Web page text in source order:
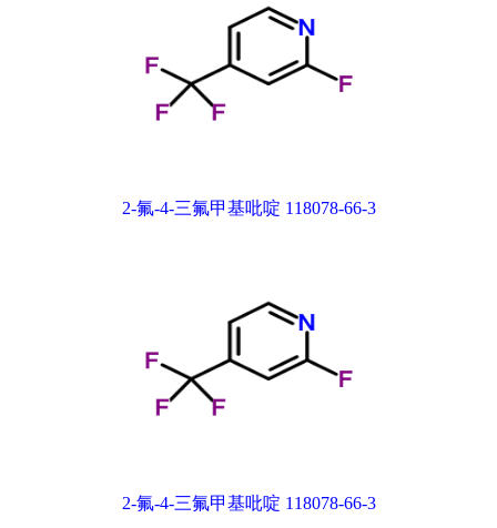
2-氟-4-三氟甲基吡啶 118078-66-3
2-氟-4-三氟甲基吡啶 118078-66-3